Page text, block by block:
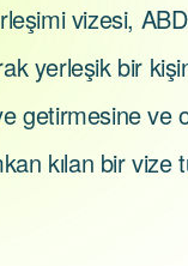
vizesi,
yerleşik bir
getirmesine ve
kılan bir vize